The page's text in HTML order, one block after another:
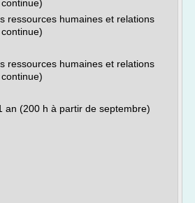
ressources humaines et relations
ressources humaines et relations
an (200 h à partir de septembre)